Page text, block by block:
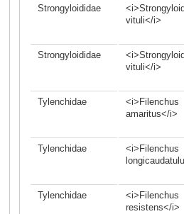
Strongyloididae
vituli</i>
Strongyloididae
vituli</i>
Tylenchidae
<i>Filenchus
amaritus</i>
Tylenchidae
<i>Filenchus
Tylenchidae
<i>Filenchus
resistens</i>